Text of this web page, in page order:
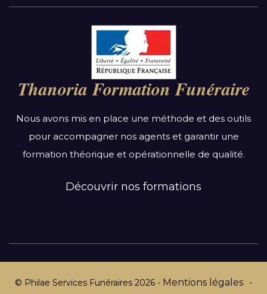
Auvergne-Rhône-Alpes
Bourgogne-Franche-Comté
Bretagne
Centre-Val de Loire
Grand Est
Hauts-de-France
Normandie
Thanoria Formation Funéraire
Nous avons mis en place une méthode et des outils
pour accompagner nos agents et garantir une
formation théorique et opérationnelle de qualité.
Découvrir nos formations
© Philae Services Funéraires 2026 - Mentions légales -